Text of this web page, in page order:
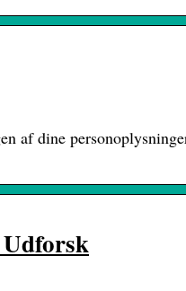
af dine